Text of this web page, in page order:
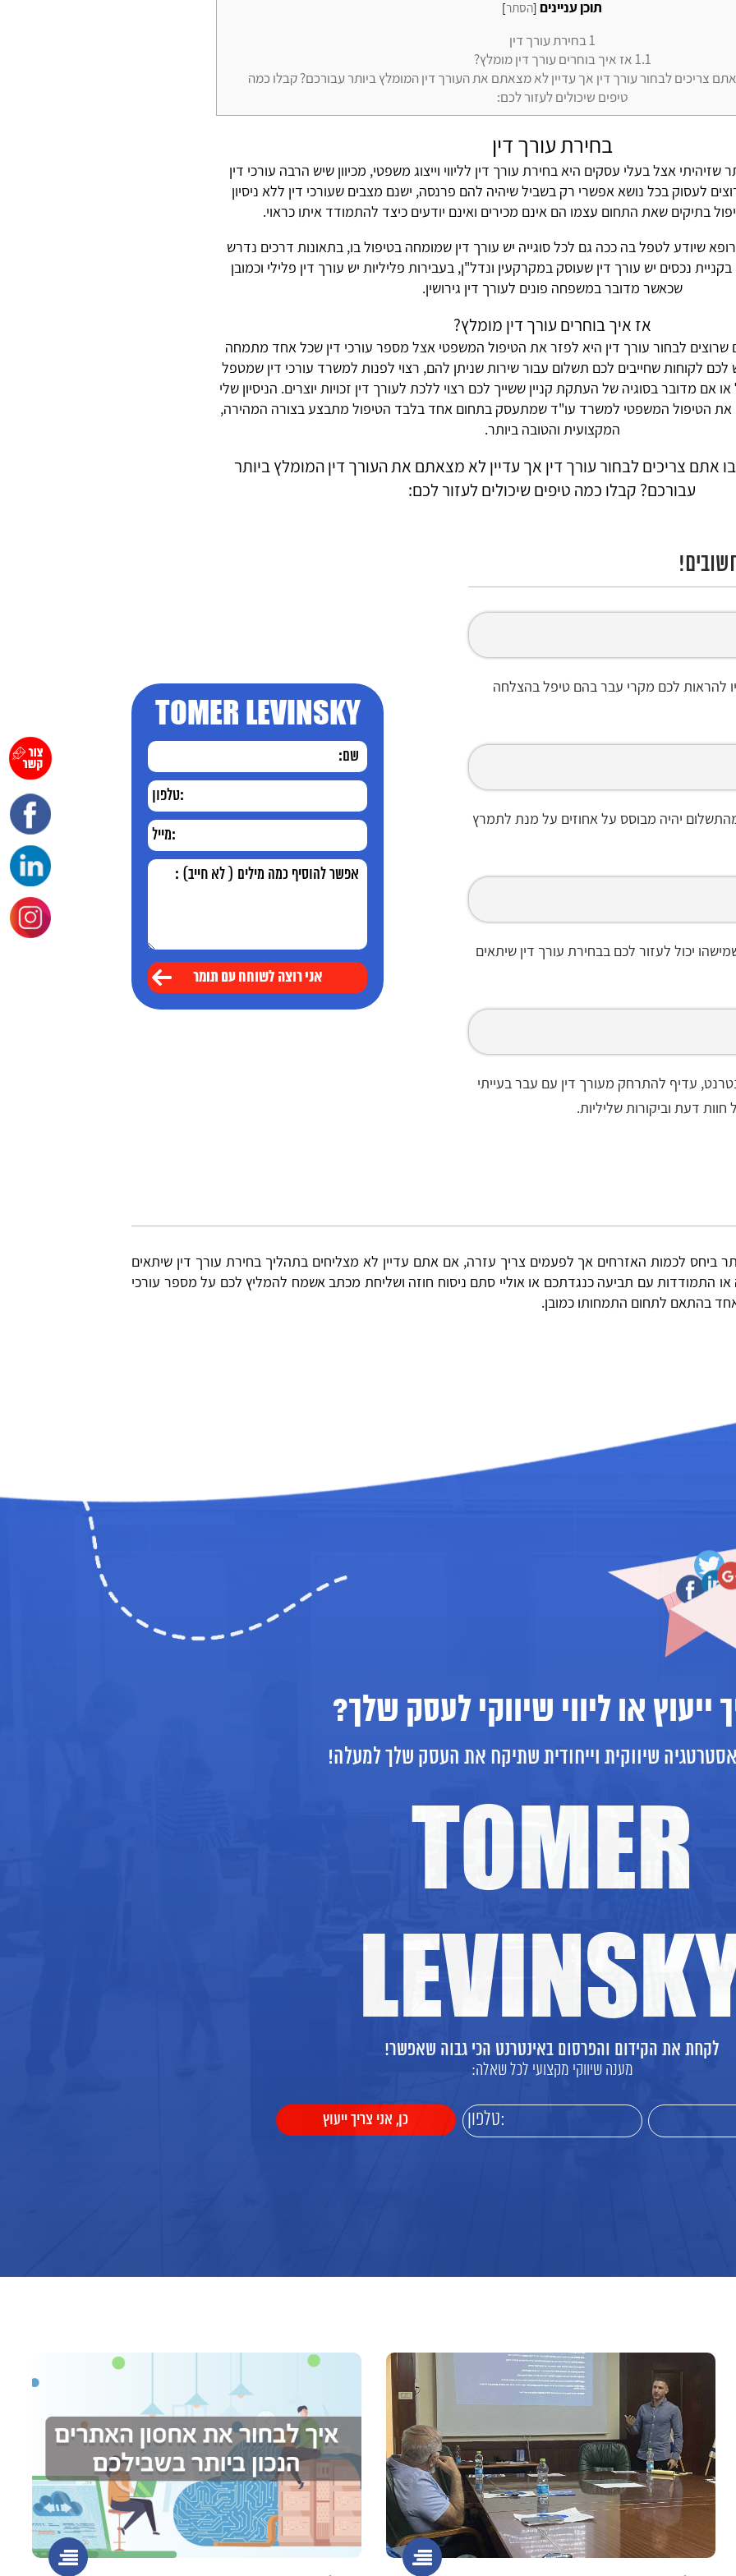
פודקאסטים
צור קשר
תוכן עניינים [הסתר]
1בחירת עורך דין
1.1 אז איך בוחרים עורך דין מומלץ?
צריכים לבחור עורך דין אך עדיין לא מצאתם את העורך דין המומלץ ביותר עבורכם? קבלו כמה
טיפים שיכולים לעזור לכם:
בחירת עורך דין
אצל בעלי עסקים היא בחירת עורך דין לליווי וייצוג משפטי, מכיוון שיש הרבה עורכי דין
לעסוק בכל נושא אפשרי רק בשביל שיהיה להם פרנסה, ישנם מצבים שעורכי דין ללא ניסיון
בתיקים שאת התחום עצמו הם אינם מכירים ואינם יודעים כיצד להתמודד איתו כראוי.
שיודע לטפל בה ככה גם לכל סוגייה יש עורך דין שמומחה בטיפול בו, בתאונות דרכים נדרש
נכסים יש עורך דין שעוסק במקרקעין ונדל"ן, בעבירות פליליות יש עורך דין פלילי וכמובן
שכאשר מדובר במשפחה פונים לעורך דין גירושין.
אז איך בוחרים עורך דין מומלץ?
לבחור עורך דין היא לפזר את הטיפול המשפטי אצל מספר עורכי דין שכל אחד מתמחה
לכם לקוחות שחייבים לכם תשלום עבור שירות שניתן להם, רצוי לפנות למשרד עורכי דין שמטפל
אם מדובר בסוגיה של העתקת קניין ששייך לכם רצוי ללכת לעורך דין זכויות יוצרים. הניסיון שלי
את הטיפול המשפטי למשרד עו"ד שמתעסק בתחום אחד בלבד הטיפול מתבצע בצורה המהירה,
המקצועית והטובה ביותר.
צריכים לבחור עורך דין אך עדיין לא מצאתם את העורך דין המומלץ ביותר
עבורכם? קבלו כמה טיפים שיכולים לעזור לכם:
להראות לכם מקרי עבר בהם טיפל בהצלחה
יהיה מבוסס על אחוזים על מנת לתמרץ
יכול לעזור לכם בבחירת עורך דין שיתאים
עדיף להתרחק מעורך דין עם עבר בעייתי
חוות דעת וביקורות שליליות.
ביחס לכמות האזרחים אך לפעמים צריך עזרה, אם אתם עדיין לא מצליחים בתהליך בחירת עורך דין שיתאים
התמודדות עם תביעה כנגדתכם או אוליי סתם ניסוח חוזה ושליחת מכתב אשמח להמליץ לכם על מספר עורכי
אחד בהתאם לתחום התמחותו כמובן.
ייעוץ או ליווי שיווקי לעסק שלך?
אסטרטגיה שיווקית וייחודית שתיקח את העסק שלך למעלה!
TOMER
לקחת את הקידום והפרסום באינטרנט הכי גבוה שאפשר!
מענה שיווקי מקצועי לכל שאלה: